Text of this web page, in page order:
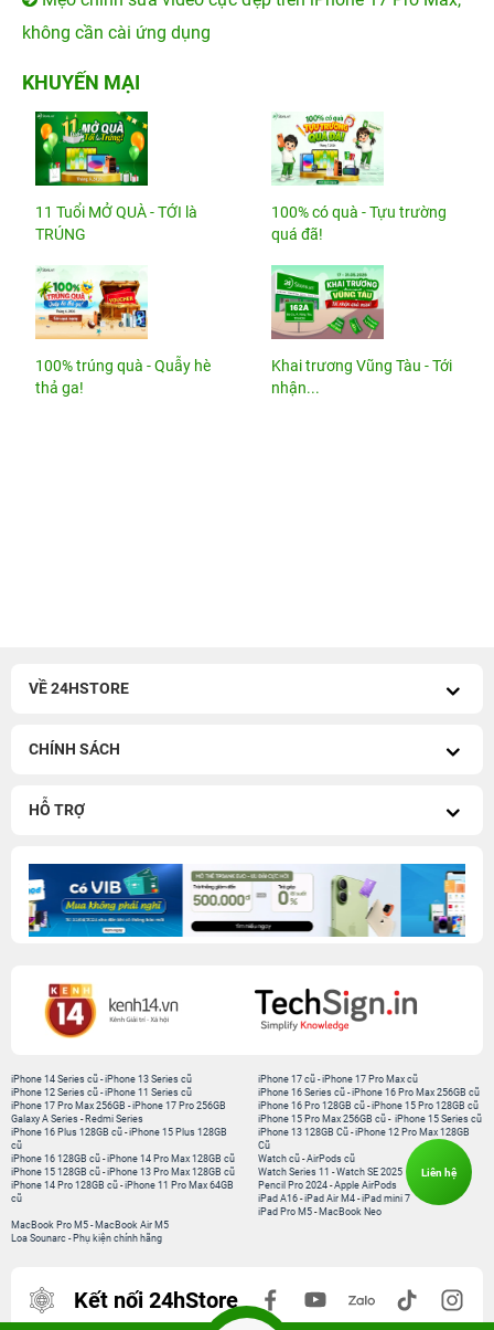
không cần cài ứng dụng
KHUYẾN MẠI
11 Tuổi MỞ QUÀ - TỚI là
TRÚNG
100% có quà - Tựu trường
quá đã!
100% trúng quà - Quẫy hè
thả ga!
Khai trương Vũng Tàu - Tới
nhận...
VỀ 24HSTORE
CHÍNH SÁCH
HỖ TRỢ
iPhone 14 Series cũ -iPhone 13 Series cũ
iPhone 12 Series cũ -iPhone 11 Series cũ
iPhone 17 Pro Max 256GB -iPhone 17 Pro 256GB
Galaxy A Series - Redmi Series
iPhone 17 cũ -iPhone 17 Pro Max cũ
iPhone 16 Series cũ - iPhone 16 Pro Max 256GB cũ
iPhone 16 Pro 128GB cũ -iPhone 15 Pro 128GB cũ
iPhone 15 Pro Max 256GB cũ - iPhone 15 Series cũ
iPhone 16 Plus 128GB cũ -iPhone 15 Plus 128GB
cũ
iPhone 16 128GB cũ -iPhone 14 Pro Max 128GB cũ
iPhone 15 128GB cũ -iPhone 13 Pro Max 128GB cũ
iPhone 14 Pro 128GB cũ -iPhone 11 Pro Max 64GB
cũ
iPhone 13 128GB Cũ -iPhone 12 Pro Max 128GB
Cũ
Watch cũ -AirPods cũ
Watch Series 11 -Watch SE 2025
Pencil Pro 2024 -Apple AirPods
iPad A16 -iPad Air M4 -iPad mini 7
iPad Pro M5 - MacBook Neo
MacBook Pro M5 - MacBook Air M5
Loa Sounarc - Phụ kiện chính hãng
Kết nối 24hStore
Liên hệ